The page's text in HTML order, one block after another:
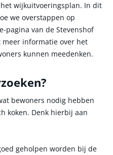
wijkuitvoeringsplan. In dit
we overstappen op
pagina van de Stevenshof
informatie over het
kunnen meedenken.
bewoners nodig hebben
koken. Denk hierbij aan
geholpen worden bij de